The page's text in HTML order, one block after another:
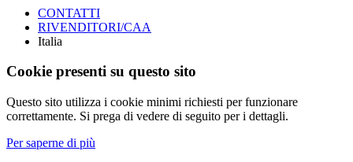
CONTATTI
RIVENDITORI/CAA
Italia
Cookie presenti su questo sito
Questo sito utilizza i cookie minimi richiesti per funzionare
correttamente. Si prega di vedere di seguito per i dettagli.
Per saperne di più